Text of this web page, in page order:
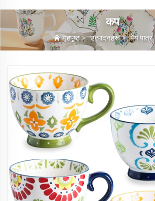
कप
गृहपृष्ठ>उत्पादनहरू>पेय पात्र